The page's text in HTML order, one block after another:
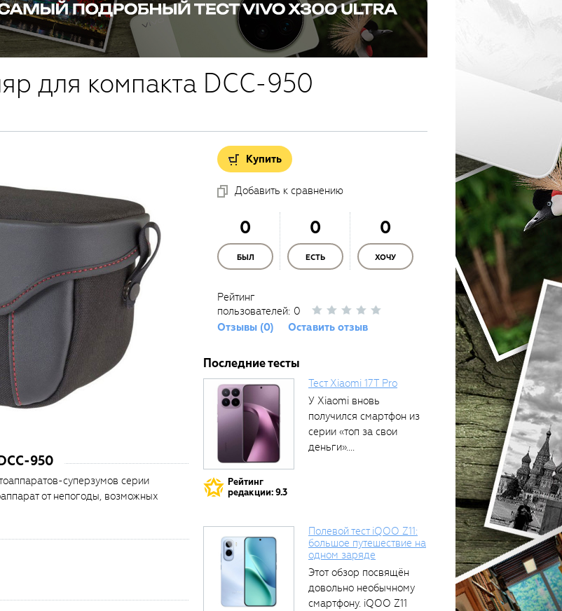
для компакта DCC-950
950
суперзумов серии
от непогоды, возможных
Купить
Добавить к сравнению
0
БЫЛ
0
ЕСТЬ
0
ХОЧУ
Рейтинг
пользователей: 0
Отзывы (0)
Оставить отзыв
Последние тесты
Рейтинг
редакции: 9.3
Тест Xiaomi 17T Pro
У Xiaomi вновь
получился смартфон из
серии «топ за свои
деньги»....
Полевой тест iQOO Z11:
большое путешествие на
одном заряде
Этот обзор посвящён
довольно необычному
смартфону. iQOO Z11